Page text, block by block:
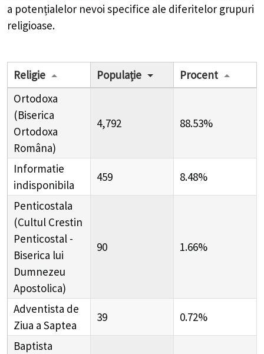
a potențialelor nevoi specifice ale diferitelor grupuri
religioase.
Religie Populație
Procent
Ortodoxa
(Biserica
Ortodoxa
Româna)
4,792 88.53%
Informatie
indisponibila
459 8.48%
Penticostala
(Cultul Crestin
Penticostal -
Biserica lui
Dumnezeu
Apostolica)
90 1.66%
Adventista de
Ziua a Saptea
39 0.72%
Baptista